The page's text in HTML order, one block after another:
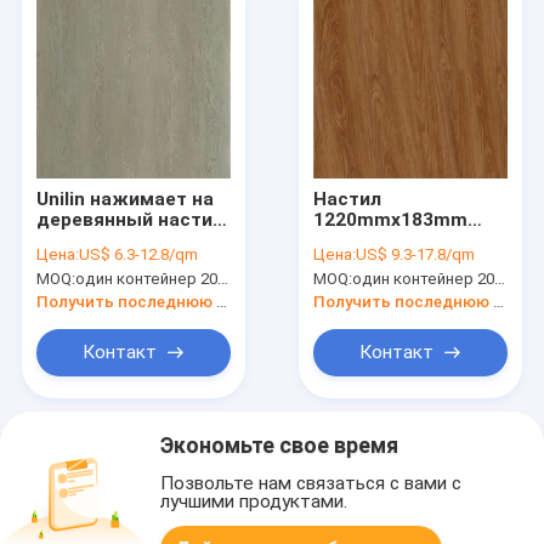
Unilin нажимает на
деревянный настил
GKBM Greenpy LS-
W030 винила
взгляда 5mm SPC
Цена:US$ 6.3-12.8/qm
MOQ:один контейнер 20FT, или 2500 квадратные метров;
Получить последнюю цену
Контакт
Настил
1220mmx183mm
Greenpy зерна 6mm
SPC древесины
Цена:US$ 9.3-17.8/qm
MOQ:один контейнер 20FT, или 2500 квадратные метров;
Получить последнюю цену
Контакт
Экономьте свое время
Позвольте нам связаться с вами с
лучшими продуктами.